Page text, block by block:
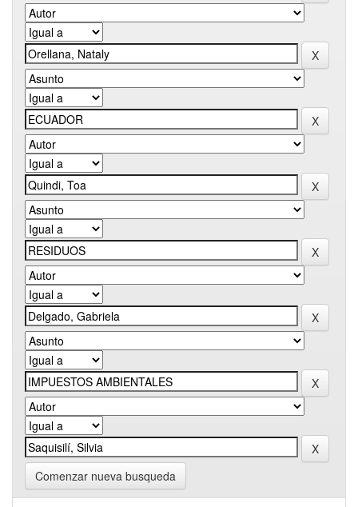
Comenzar nueva busqueda